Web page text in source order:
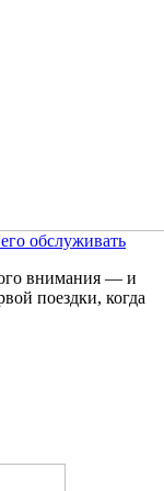
обслуживать
внимания — и
поездки, когда